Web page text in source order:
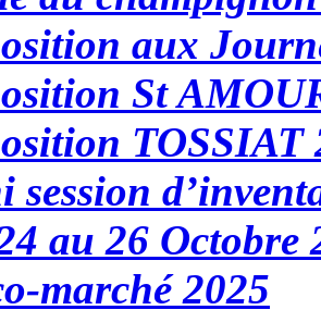
aux
St
TOSSIAT
session
au 26 Octobre
marché 2025